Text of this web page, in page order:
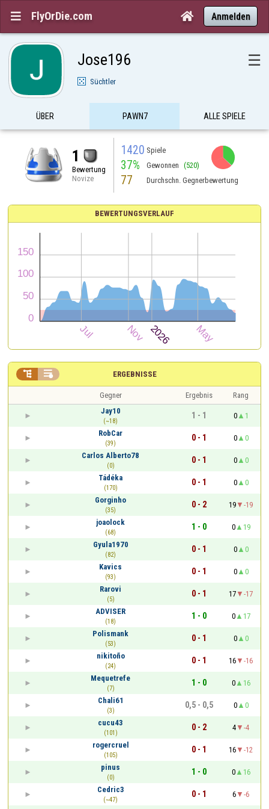
 FlyOrDie.com  Anmelden
Jose196 ☰
Süchtler
ÜBER PAWN7 ALLE SPIELE
1
Bewertung
Novize
1420 Spiele
37% Gewonnen (520)
77 Durchschn. Gegnerbewertung
BEWERTUNGSVERLAUF
ERGEBNISSE
 
Gegner Ergebnis
Rang
Jay10
(~18)
1 - 1 0
1
RobCar
(39)
0 - 1 0
0
Carlos Alberto78
(0)
0 - 1 0
0
Tádéka
(170)
0 - 1 0
0
Gorginho
(35)
0 - 2 19
-19
joaolock
(68)
1 - 0 0
19
Gyula1970
(82)
0 - 1 0
0
Kavics
(93)
0 - 1 0
0
Rarovi
(5)
0 - 1 17
-17
ADVISER
(18)
1 - 0 0
17
Polismank
(53)
0 - 1 0
0
nikitoño
(24)
0 - 1 16
-16
Mequetrefe
(7)
1 - 0 0
16
Chali61
(3)
0,5 - 0,5 0
0
cucu43
(101)
0 - 2 4
-4
rogercruel
(105)
0 - 1 16
-12
pinus
(0)
1 - 0 0
16
Cedric3
(~47)
0 - 1 6
-6